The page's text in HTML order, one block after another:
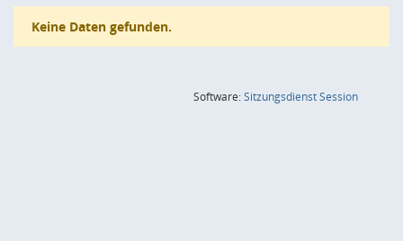
Keine Daten gefunden.
Software:SitzungsdienstSession(Wird in